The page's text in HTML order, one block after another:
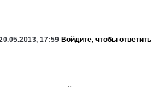
17:59 Войдите, чтобы ответить